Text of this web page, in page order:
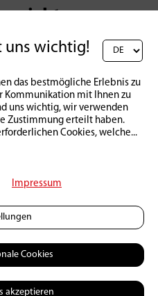
uns wichtig!
das bestmögliche Erlebnis zu
Kommunikation mit Ihnen zu
uns wichtig, wir verwenden
Zustimmung erteilt haben.
Cookies, welche...
Impressum
Cookies
akzeptieren